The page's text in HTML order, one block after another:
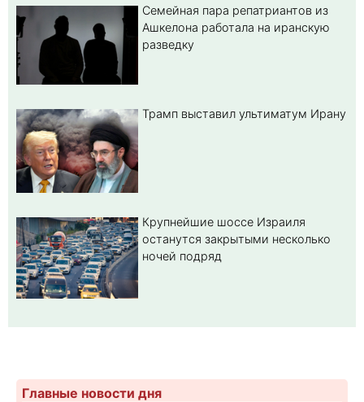
Семейная пара репатриантов из
Ашкелона работала на иранскую
разведку
Трамп выставил ультиматум Ирану
Крупнейшие шоссе Израиля
останутся закрытыми несколько
ночей подряд
Главные новости дня